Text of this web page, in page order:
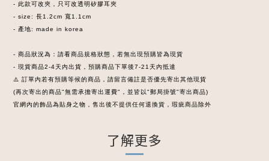
- 此款可改夾，只可改透明矽膠耳夾
- size: 長1.2cm 寬1.1cm
- 產地: made in korea
- 商品狀況為：請看商品規格狀態，若無出現預購皆為現貨
- 現貨商品2-4天內出貨，預購商品下單後7-21天內抵達
⚠️ 訂單內若有預購等候的商品，請留言備註是否優先寄出其他現貨
(再次寄出的商品"無需承擔寄出運費"，並皆以"郵局掛號"寄出商品)
官網內的飾品為貼身之物，售出後不提供任何退換貨，瑕疵商品除外
了解更多